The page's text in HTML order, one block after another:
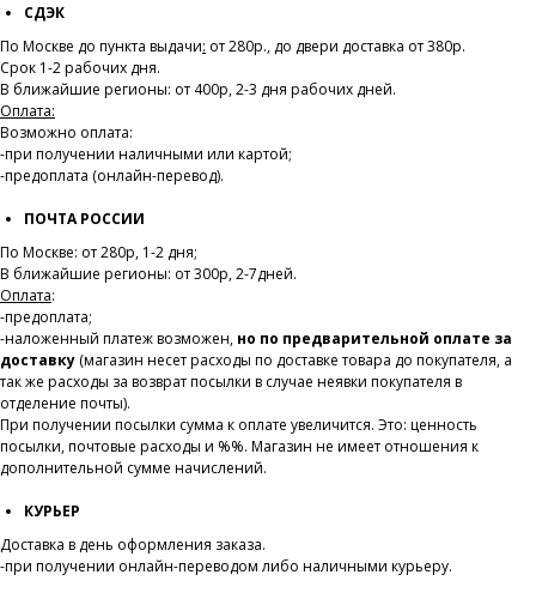
СДЭК
По Москве до пункта выдачи: от 280р., до двери доставка от 380р.
Срок 1-2 рабочих дня.
В ближайшие регионы: от 400р, 2-3 дня рабочих дней.
Оплата:
Возможно оплата:
-при получении наличными или картой;
-предоплата (онлайн-перевод).
ПОЧТА РОССИИ
По Москве: от 280р, 1-2 дня;
В ближайшие регионы: от 300р, 2-7дней.
Оплата:
-предоплата;
-наложенный платеж возможен, но по предварительной оплате за
доставку (магазин несет расходы по доставке товара до покупателя, а
так же расходы за возврат посылки в случае неявки покупателя в
отделение почты).
При получении посылки сумма к оплате увеличится. Это: ценность
посылки, почтовые расходы и %%. Магазин не имеет отношения к
дополнительной сумме начислений.
КУРЬЕР
Доставка в день оформления заказа.
-при получении онлайн-переводом либо наличными курьеру.